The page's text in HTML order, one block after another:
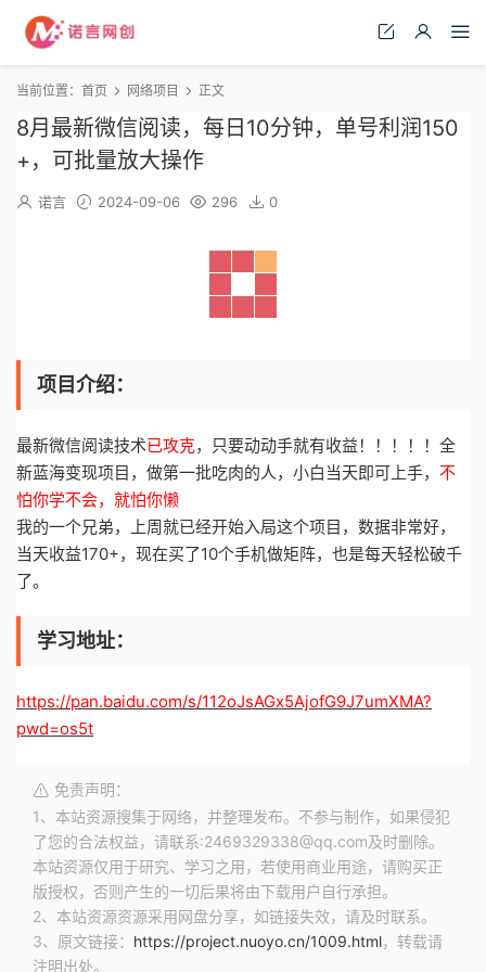
当前位置： 首页 网络项目 正文
8月最新微信阅读，每日10分钟，单号利润150
+，可批量放大操作
诺言 2024-09-06 296 0
项目介绍：
最新微信阅读技术已攻克，只要动动手就有收益！！！！！全
新蓝海变现项目，做第一批吃肉的人，小白当天即可上手， 不
怕你学不会，就怕你懒
我的一个兄弟，上周就已经开始入局这个项目，数据非常好，
当天收益170+，现在买了10个手机做矩阵，也是每天轻松破千
了。
学习地址：
https://pan.baidu.com/s/112oJsAGx5AjofG9J7umXMA?
pwd=os5t
免责声明：
1、本站资源搜集于网络，并整理发布。不参与制作，如果侵犯
了您的合法权益，请联系:2469329338@qq.com及时删除。
本站资源仅用于研究、学习之用，若使用商业用途，请购买正
版授权，否则产生的一切后果将由下载用户自行承担。
2、本站资源资源采用网盘分享，如链接失效，请及时联系。
3、原文链接： https://project.nuoyo.cn/1009.html，转载请
注明出处。